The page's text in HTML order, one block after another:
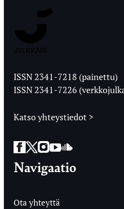
Ylioppilaslehti
ISSN 2341-7218 (painettu)
ISSN 2341-7226
Katso yhteystiedot >
Facebook
Twitter
Instagram
YouTube
SoundCloud
Navigaatio
Ota yhteyttä